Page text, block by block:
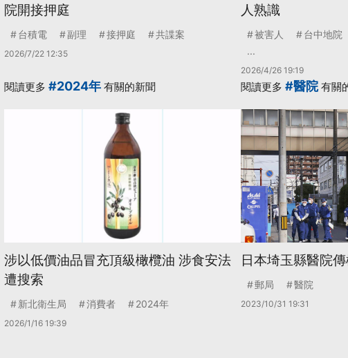
院開接押庭
台積電 副理 接押庭 共諜案
2026/7/22 12:35
人熟識
被害人 台中地院
...
2026/4/26 19:19
閱讀更多 #2024年 有關的新聞
涉以低價油品冒充頂級橄欖油 涉食安法
遭搜索
新北衛生局 消費者 2024年
2026/1/16 19:39
閱讀更多 #醫院有關
日本埼玉縣醫院
郵局 醫院
2023/10/31 19:31